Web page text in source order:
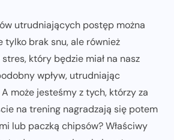
utrudniających postęp można
tylko brak snu, ale również
który będzie miał na nasz
wpływ, utrudniając
może jesteśmy z tych, którzy za
na trening nagradzają się potem
lub paczką chipsów? Właściwy